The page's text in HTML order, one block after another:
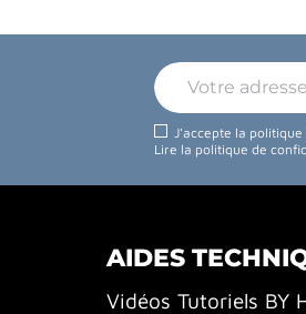
J'accepte la
Lire la politique de
AIDES
Vidéos Tutoriels BY